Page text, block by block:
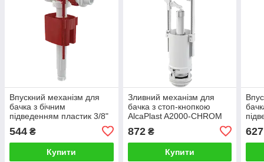
Впускний механізм для
бачка з бічним
підведенням пластик 3/8"
544 ₴
Купити
Зливний механізм для
бачка з стоп-кнопкою
AlcaPlast A2000-CHROM
872₴
Купити
1/2"
627